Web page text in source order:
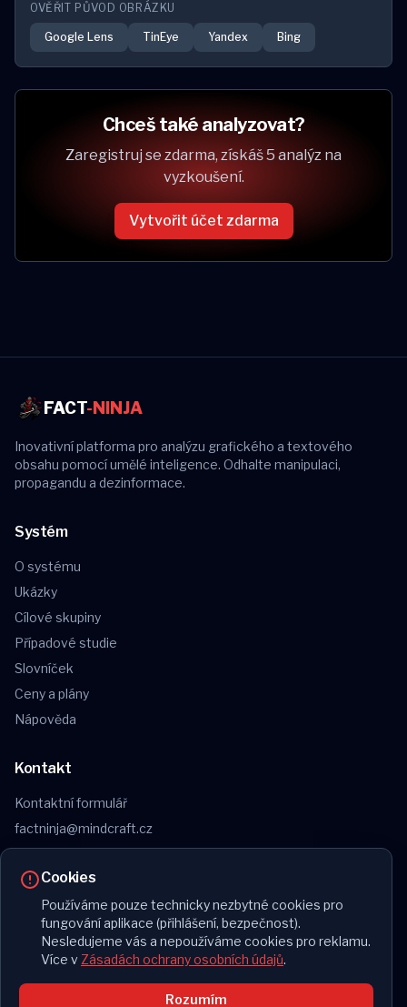
OVĚŘIT PŮVOD OBRÁZKU
Google Lens TinEye Yandex Bing
Chceš také analyzovat?
Zaregistruj se zdarma, získáš 5 analýz na
vyzkoušení.
Vytvořit účet zdarma
FACT-NINJA
Inovativní platforma pro analýzu grafického a textového
obsahu pomocí umělé inteligence. Odhalte manipulaci,
propagandu a dezinformace.
Systém
O systému
Ukázky
Cílové skupiny
Případové studie
Slovníček
Ceny a plány
Nápověda
Kontakt
Kontaktní formulář
factninja@mindcraft.cz
Obchodní podmínky
Reklamační řád
Ochrana osobních údajů
© 2026 FactNinja. Všechna práva vyhrazena.
Cookies
Používáme pouze technicky nezbytné cookies pro
fungování aplikace (přihlášení, bezpečnost).
Nesledujeme vás a nepoužíváme cookies pro reklamu.
Více v Zásadách ochrany osobních údajů.
Rozumím